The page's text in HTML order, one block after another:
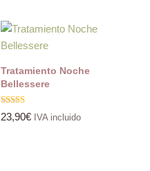
Tratamiento Noche
Bellessere
Valorado
con
23,90€ IVA incluido